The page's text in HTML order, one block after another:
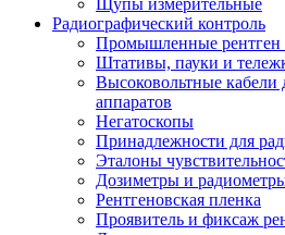
Щупы измерительные
Радиографический контроль
Промышленные рентген
Штативы, пауки и
Высоковольтные кабели
аппаратов
Негатоскопы
Принадлежности для
Эталоны
Дозиметры и
Рентгеновская пленка
Проявитель и фиксаж